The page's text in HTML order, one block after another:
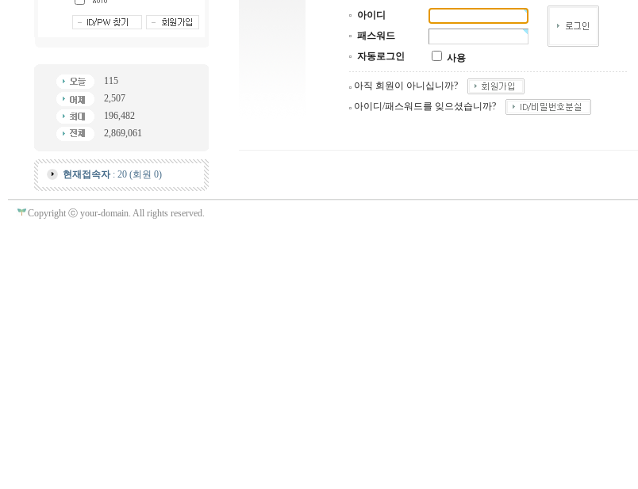
115
2,507
196,482
2,869,061
현재접속자: 20 (회원 0)
아이디
패스워드
자동로그인
사용
아직 회원이 아니십니까?
아이디/패스워드를 잊으셨습니까?
Copyright ⓒ your-domain. All rights reserved.